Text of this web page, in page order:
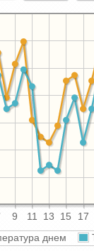
9 11 13 15 17
днем